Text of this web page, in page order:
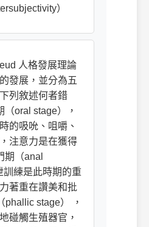
）
人格發展理論
發展，並分為五
列敘述何者錯
（oral stage），
的吸吮、咀嚼、
注意力是在獲得
期（anal
訓練是此時期的重
著重在讚美和批
phallic stage） ，
碰觸生殖器官，